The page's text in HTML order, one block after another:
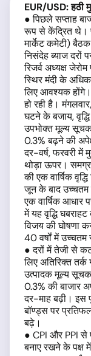
EUR/USD: हठी
● पिछले सप्ताह
रूप से केंद्रित थे।
मार्केट कमेटी)
निसंदेह ब्याज दरों
रिजर्व अध्यक्ष
स्थिर मंदी के
लिए आवश्यक होंगे।
हो रही है।
घटने के बजाय,
उपभोक्त मूल्य
0.3% बढ़ने की
दर-वर्ष, फरवरी में
थोड़ा ऊपर।
की एक वार्षिक
जून के बाद उच्चतम
एक वार्षिक आधार
में यह वृद्धि
विजय की घोषणा
40 वर्षों में उच्चतम
● दरों में तेजी से
लिए अतिरिक्त तर्क
उत्पादक मूल्य
0.3% की बाजार
दर-माह बढ़ी। इस
बॉण्ड्स पर
बढ़े।
● CPI और PPI से
बनाए रखने के पक्ष